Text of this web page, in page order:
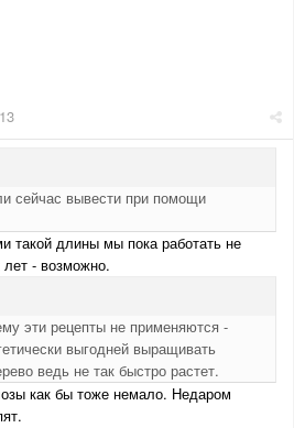
сейчас вывести при помощи
такой длины мы пока работать не
- возможно.
эти рецепты не применяются -
выгодней выращивать
ведь не так быстро растет.
как бы тоже немало. Недаром